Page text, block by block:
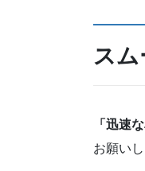
スム
「迅速
お願いし